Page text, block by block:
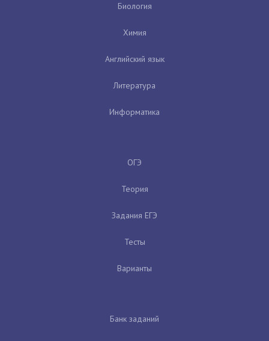
Биология
Химия
Английский язык
Литература
Информатика
ОГЭ
Теория
Задания ЕГЭ
Тесты
Варианты
Банк заданий